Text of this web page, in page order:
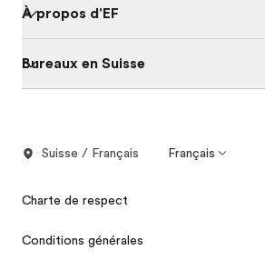
À propos d'EF
Bureaux en Suisse
Suisse / Français Français
Charte de respect
Conditions générales